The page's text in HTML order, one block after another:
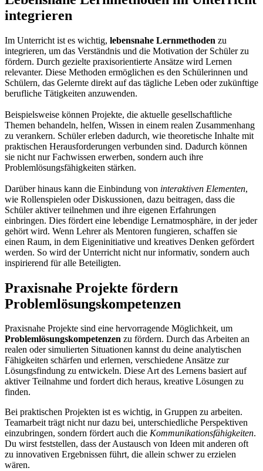
integrieren
Im Unterricht ist es wichtig, lebensnahe Lernmethoden zu
integrieren, um das Verständnis und die Motivation der Schüler zu
fördern. Durch gezielte praxisorientierte Ansätze wird Lernen
relevanter. Diese Methoden ermöglichen es den Schülerinnen und
Schülern, das Gelernte direkt auf das tägliche Leben oder zukünftige
berufliche Tätigkeiten anzuwenden.
Beispielsweise können Projekte, die aktuelle gesellschaftliche
Themen behandeln, helfen, Wissen in einem realen Zusammenhang
zu verankern. Schüler erleben dadurch, wie theoretische Inhalte mit
praktischen Herausforderungen verbunden sind. Dadurch können
sie nicht nur Fachwissen erwerben, sondern auch ihre
Problemlösungsfähigkeiten stärken.
Darüber hinaus kann die Einbindung von interaktiven Elementen,
wie Rollenspielen oder Diskussionen, dazu beitragen, dass die
Schüler aktiver teilnehmen und ihre eigenen Erfahrungen
einbringen. Dies fördert eine lebendige Lernatmosphäre, in der jeder
gehört wird. Wenn Lehrer als Mentoren fungieren, schaffen sie
einen Raum, in dem Eigeninitiative und kreatives Denken gefördert
werden. So wird der Unterricht nicht nur informativ, sondern auch
inspirierend für alle Beteiligten.
Praxisnahe Projekte fördern
Problemlösungskompetenzen
Praxisnahe Projekte sind eine hervorragende Möglichkeit, um
Problemlösungskompetenzen zu fördern. Durch das Arbeiten an
realen oder simulierten Situationen kannst du deine analytischen
Fähigkeiten schärfen und erlernen, verschiedene Ansätze zur
Lösungsfindung zu entwickeln. Diese Art des Lernens basiert auf
aktiver Teilnahme und fordert dich heraus, kreative Lösungen zu
finden.
Bei praktischen Projekten ist es wichtig, in Gruppen zu arbeiten.
Teamarbeit trägt nicht nur dazu bei, unterschiedliche Perspektiven
einzubringen, sondern fördert auch die Kommunikationsfähigkeiten.
Du wirst feststellen, dass der Austausch von Ideen mit anderen oft
zu innovativen Ergebnissen führt, die allein schwer zu erzielen
wären.